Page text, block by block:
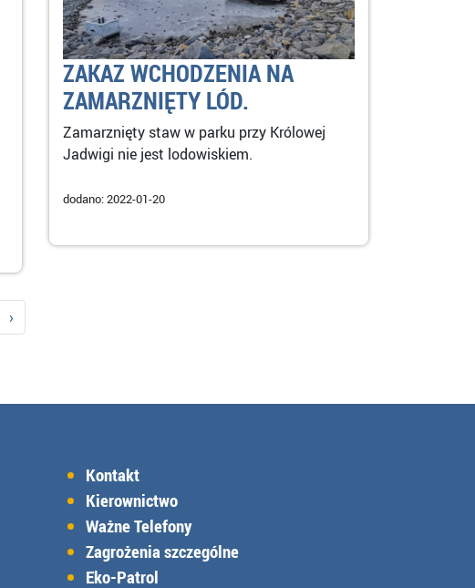
ZAKAZ WCHODZENIA NA
ZAMARZNIĘTY LÓD.
Zamarznięty staw w parku przy Królowej
Jadwigi nie jest lodowiskiem.
dodano: 2022-01-20
›
Kontakt
Kierownictwo
Ważne Telefony
Zagrożenia szczególne
Eko-Patrol